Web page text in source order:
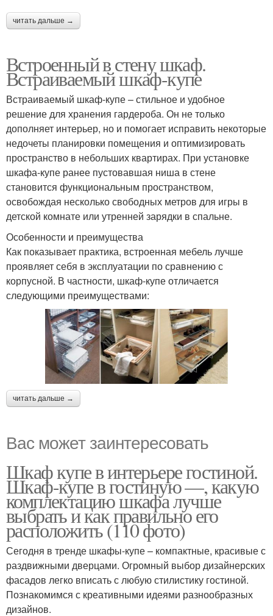
читать дальше →
Встроенный в стену шкаф.
Встраиваемый шкаф-купе
Встраиваемый шкаф-купе – стильное и удобное
решение для хранения гардероба. Он не только
дополняет интерьер, но и помогает исправить некоторые
недочеты планировки помещения и оптимизировать
пространство в небольших квартирах. При установке
шкафа-купе ранее пустовавшая ниша в стене
становится функциональным пространством,
освобождая несколько свободных метров для игры в
детской комнате или утренней зарядки в спальне.
Особенности и преимущества
Как показывает практика, встроенная мебель лучше
проявляет себя в эксплуатации по сравнению с
корпусной. В частности, шкаф-купе отличается
следующими преимуществами:
читать дальше →
Вас может заинтересовать
Шкаф купе в интерьере гостиной.
Шкаф-купе в гостиную —, какую
комплектацию шкафа лучше
выбрать и как правильно его
расположить (110 фото)
Сегодня в тренде шкафы-купе – компактные, красивые с
раздвижными дверцами. Огромный выбор дизайнерских
фасадов легко вписать с любую стилистику гостиной.
Познакомимся с креативными идеями разнообразных
дизайнов.